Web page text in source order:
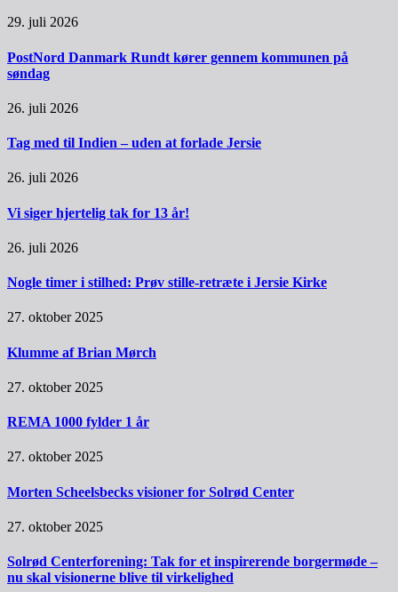
29. juli 2026
PostNord Danmark Rundt kører gennem kommunen på
søndag
26. juli 2026
Tag med til Indien – uden at forlade Jersie
26. juli 2026
Vi siger hjertelig tak for 13 år!
26. juli 2026
Nogle timer i stilhed: Prøv stille-retræte i Jersie Kirke
27. oktober 2025
Klumme af Brian Mørch
27. oktober 2025
REMA 1000 fylder 1 år
27. oktober 2025
Morten Scheelsbecks visioner for Solrød Center
27. oktober 2025
Solrød Centerforening: Tak for et inspirerende borgermøde –
nu skal visionerne blive til virkelighed